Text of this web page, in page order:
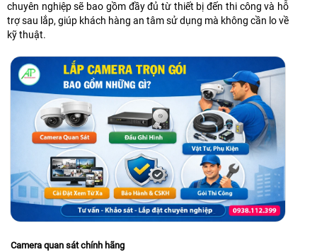
chuyên nghiệp sẽ bao gồm đầy đủ từ thiết bị đến thi công và hỗ
trợ sau lắp, giúp khách hàng an tâm sử dụng mà không cần lo về
kỹ thuật.
Camera quan sát chính hãng